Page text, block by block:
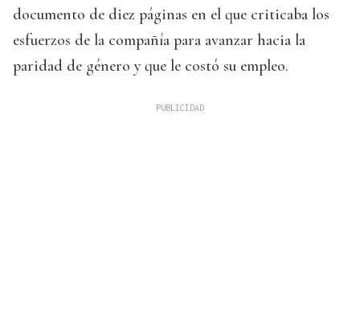
documento de diez páginas en el que criticaba los
esfuerzos de la compañía para avanzar hacia la
paridad de género y que le costó su empleo.